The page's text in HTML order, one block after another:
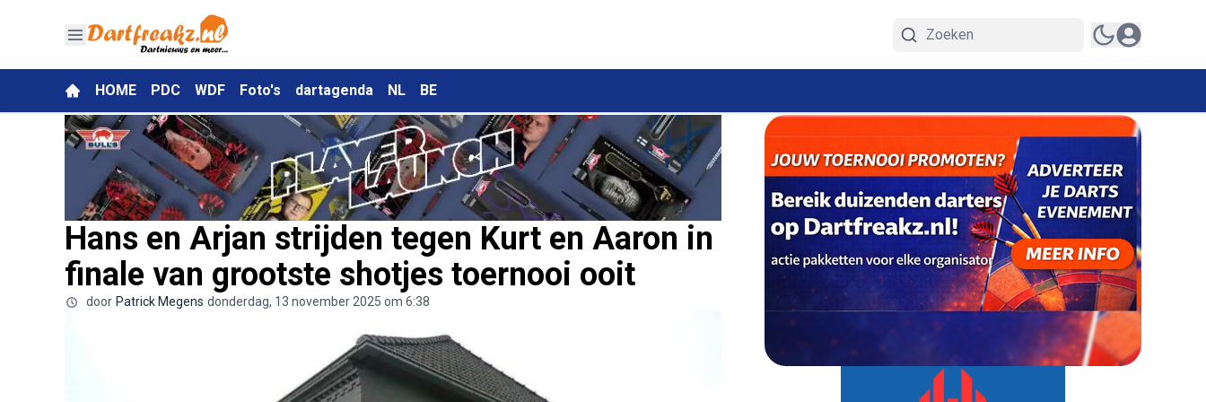
HOME PDC WDF Foto's dartagenda NL BE
Hans en Arjan strijden tegen Kurt en Aaron in
finale van grootste shotjes toernooi ooit
door Patrick Megens donderdag, 13 november 2025 om 6:38